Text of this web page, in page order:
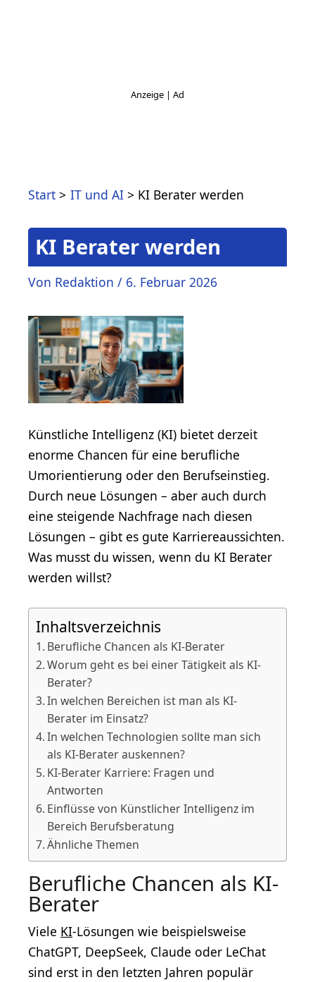
Start IT und AI KI Berater werden
KI Berater werden
Von Redaktion / 6. Februar 2026
Künstliche Intelligenz (KI) bietet derzeit
enorme Chancen für eine berufliche
Umorientierung oder den Berufseinstieg.
Durch neue Lösungen – aber auch durch
eine steigende Nachfrage nach diesen
Lösungen – gibt es gute Karriereaussichten.
Was musst du wissen, wenn du KI Berater
werden willst?
Inhaltsverzeichnis
Berufliche Chancen als KI-Berater
Worum geht es bei einer Tätigkeit als KI-
Berater?
In welchen Bereichen ist man als KI-
Berater im Einsatz?
In welchen Technologien sollte man sich
als KI-Berater auskennen?
KI-Berater Karriere: Fragen und
Antworten
Einflüsse von Künstlicher Intelligenz im
Bereich Berufsberatung
Ähnliche Themen
Berufliche Chancen als KI-
Berater
Viele KI-Lösungen wie beispielsweise
ChatGPT, DeepSeek, Claude oder LeChat
sind erst in den letzten Jahren populär